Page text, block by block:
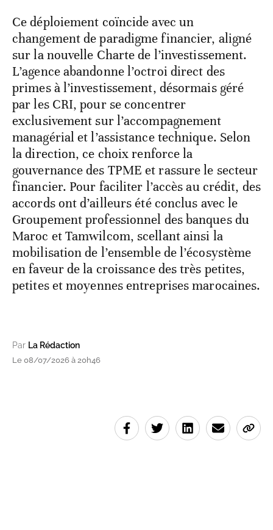
Ce déploiement coïncide avec un
changement de paradigme financier, aligné
sur la nouvelle Charte de l’investissement.
L’agence abandonne l’octroi direct des
primes à l’investissement, désormais géré
par les CRI, pour se concentrer
exclusivement sur l’accompagnement
managérial et l’assistance technique. Selon
la direction, ce choix renforce la
gouvernance des TPME et rassure le secteur
financier. Pour faciliter l’accès au crédit, des
accords ont d’ailleurs été conclus avec le
Groupement professionnel des banques du
Maroc et Tamwilcom, scellant ainsi la
mobilisation de l’ensemble de l’écosystème
en faveur de la croissance des très petites,
petites et moyennes entreprises marocaines.
Par La Rédaction
Le 08/07/2026 à 20h46